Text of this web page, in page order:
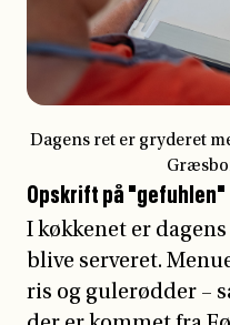
Opskrift på "gefuhlen"
I køkkenet er
blive serveret.
ris og gulerødder –